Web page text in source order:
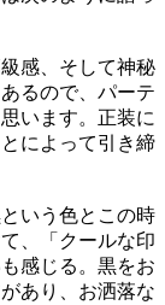
感、そして神秘
るので、パーテ
います。正装に
によって引き締
いう色とこの時
、「クールな印
感じる。黒をお
あり、お洒落な